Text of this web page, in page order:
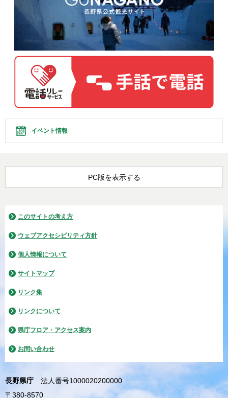
イベント情報
PC版を表示する
このサイトの考え方
ウェブアクセシビリティ方針
個人情報について
サイトマップ
リンク集
リンクについて
県庁フロア・アクセス案内
お問い合わせ
長野県庁
法人番号1000020200000
〒380-8570